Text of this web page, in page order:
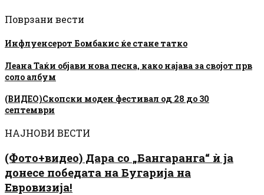
Поврзани вести
Инфлуенсерот Бомбакис ќе стане татко
Леана Таќи објави нова песна, како најава за својот прв
соло албум
(ВИДЕО)Скопски моден фестивал од 28 до 30
септември
НАЈНОВИ ВЕСТИ
(Фото+видео) Дара со „Бангаранга“ ѝ ја
донесе победата на Бугарија на
Евровизија!